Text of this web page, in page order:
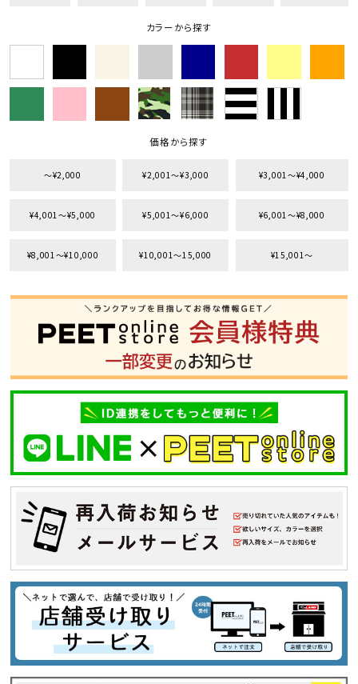
サイズ
M
29inc
30inc
40inc
KIDS
tune 絞り込んで検索する
カラーから探す
価格から探す
〜¥2,000 ¥2,001〜¥3,000 ¥3,001〜¥4,000
¥4,001〜¥5,000 ¥5,001〜¥6,000 ¥6,001〜¥8,000
¥8,001〜¥10,000 ¥10,001〜15,000 ¥15,001〜